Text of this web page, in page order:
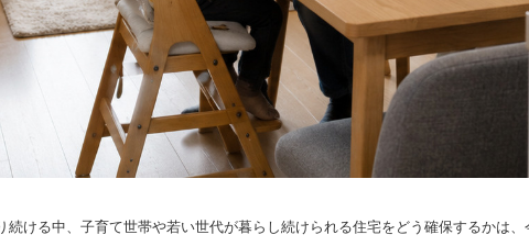
続ける中、子育て世帯や若い世代が暮らし続けられる住宅をどう確保するかは、